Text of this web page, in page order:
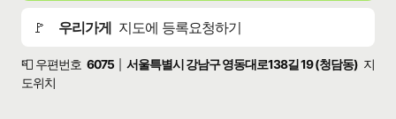
🚩 우리가게 지도에 등록요청하기
📮 우편번호 6075 서울특별시 강남구 영동대로138길 19 (청담동) 지
도위치